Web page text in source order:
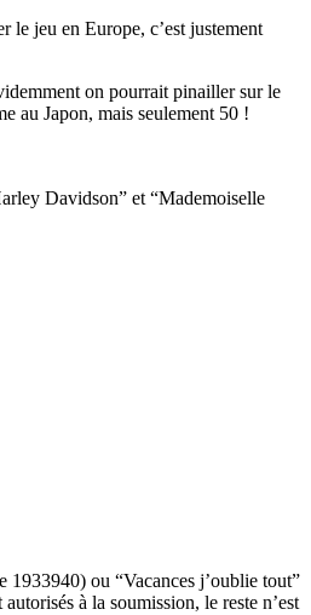
le jeu en Europe, c’est justement
on pourrait pinailler sur le
au Japon, mais seulement 50 !
Davidson” et “Mademoiselle
1933940) ou “Vacances j’oublie tout”
à la soumission, le reste n’est